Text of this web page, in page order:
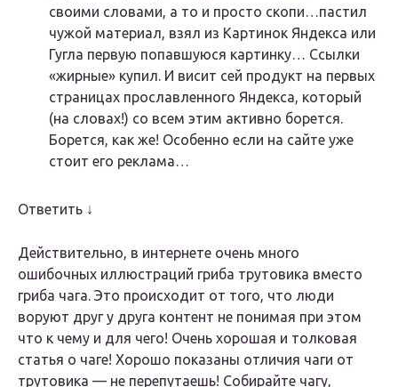
своими словами, а то и просто скопи…пастил
чужой материал, взял из Картинок Яндекса или
Гугла первую попавшуюся картинку… Ссылки
«жирные» купил. И висит сей продукт на первых
страницах прославленного Яндекса, который
(на словах!) со всем этим активно борется.
Борется, как же! Особенно если на сайте уже
стоит его реклама…
Ответить ↓
Действительно, в интернете очень много
ошибочных иллюстраций гриба трутовика вместо
гриба чага. Это происходит от того, что люди
воруют друг у друга контент не понимая при этом
что к чему и для чего! Очень хорошая и толковая
статья о чаге! Хорошо показаны отличия чаги от
трутовика — не перепутаешь! Собирайте чагу,